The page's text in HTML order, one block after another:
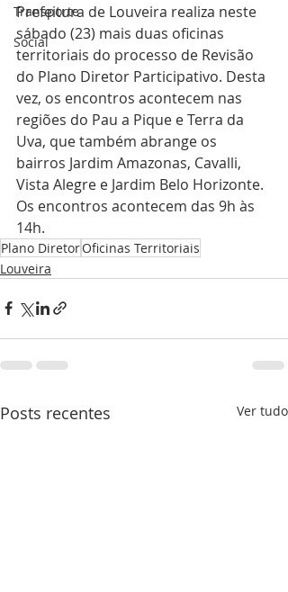
Transporte
Social
Prefeitura de Louveira realiza neste
sábado (23) mais duas oficinas
territoriais do processo de Revisão
do Plano Diretor Participativo. Desta
vez, os encontros acontecem nas
regiões do Pau a Pique e Terra da
Uva, que também abrange os
bairros Jardim Amazonas, Cavalli,
Vista Alegre e Jardim Belo Horizonte.
Os encontros acontecem das 9h às
14h.
Plano DiretorOficinas Territoriais
Louveira
Posts recentes Ver tudo